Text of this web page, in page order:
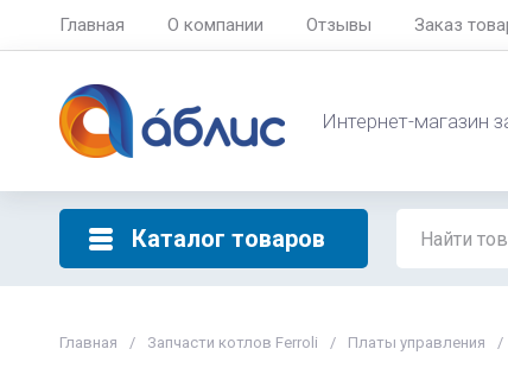
Главная О компании Отзывы Заказ
Интернет-магазин
Каталог товаров
Главная / Запчасти котлов Ferroli / Платы управления /